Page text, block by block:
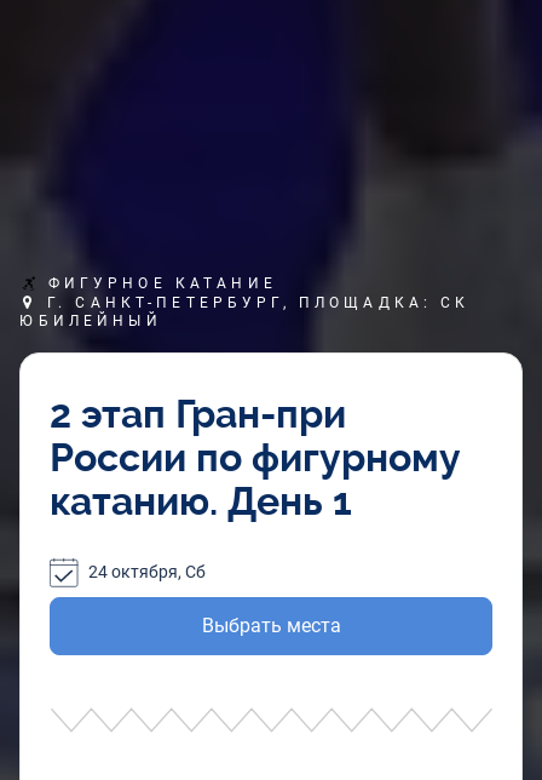
ФИГУРНОЕ КАТАНИЕ
Г. САНКТ-ПЕТЕРБУРГ, ПЛОЩАДКА: СК
ЮБИЛЕЙНЫЙ
2 этап Гран-при
России по фигурному
катанию. День 1
Выбрать места
24 октября, Сб